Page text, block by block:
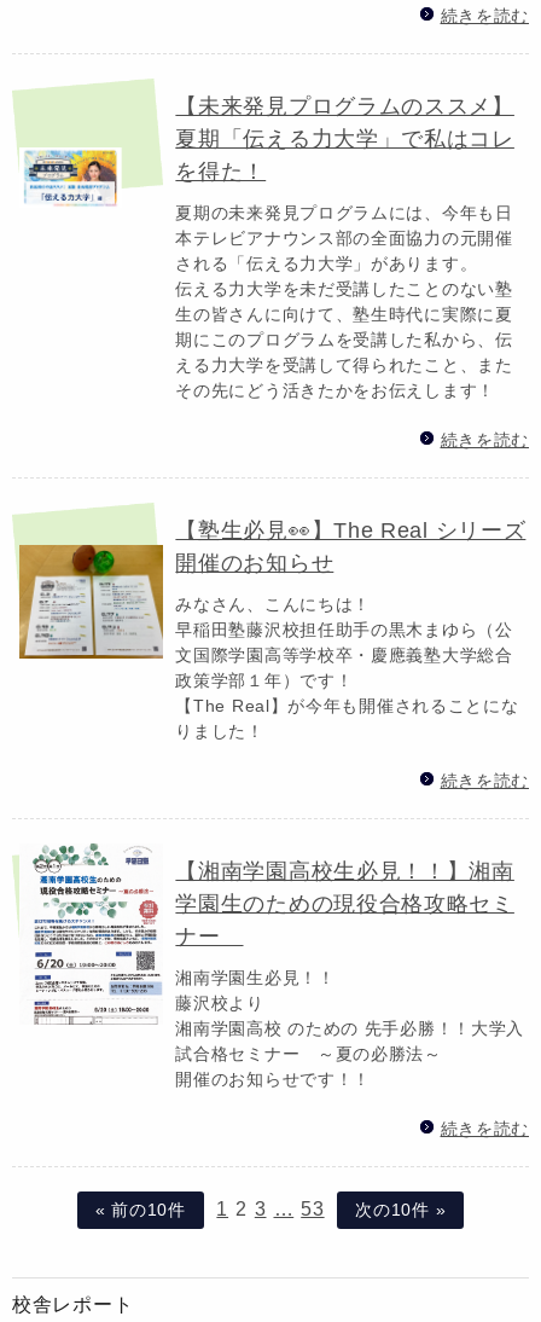
続きを読む
【未来発見プログラムのススメ】
夏期「伝える力大学」で私はコレ
を得た！
夏期の未来発見プログラムには、今年も日
本テレビアナウンス部の全面協力の元開催
される「伝える力大学」があります。
伝える力大学を未だ受講したことのない塾
生の皆さんに向けて、塾生時代に実際に夏
期にこのプログラムを受講した私から、伝
える力大学を受講して得られたこと、また
その先にどう活きたかをお伝えします！
続きを読む
【塾生必見👀】The Real シリーズ
開催のお知らせ
みなさん、こんにちは！
早稲田塾藤沢校担任助手の黒木まゆら（公
文国際学園高等学校卒・慶應義塾大学総合
政策学部１年）です！
【The Real】が今年も開催されることにな
りました！
続きを読む
【湘南学園高校生必見！！】湘南
学園生のための現役合格攻略セミ
ナー
湘南学園生必見！！
藤沢校より
湘南学園高校 のための 先手必勝！！大学入
試合格セミナー ～夏の必勝法～
開催のお知らせです！！
続きを読む
« 前の10件 1 2 3 … 53 次の10件 »
校舎レポート